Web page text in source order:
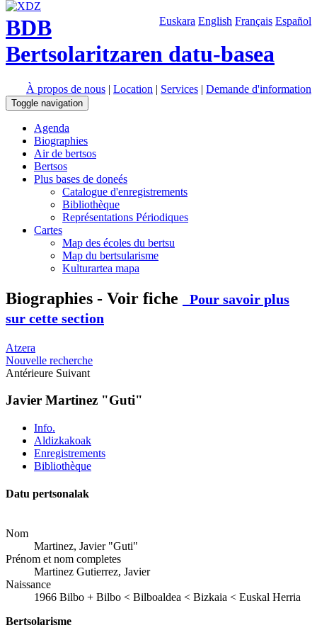
Euskara English Français Español
BDB
Bertsolaritzaren datu-basea
À propos de nous | Location | Services | Demande d'information
Toggle navigation
Agenda
Biographies
Air de bertsos
Bertsos
Plus bases de doneés
Catalogue d'enregistrements
Bibliothèque
Représentations Périodiques
Cartes
Map des écoles du bertsu
Map du bertsularisme
Kulturartea mapa
Biographies - Voir fiche
Pour savoir plus
sur cette section
Atzera
Nouvelle recherche
Antérieure Suivant
Javier Martinez "Guti"
Info.
Aldizkakoak
Enregistrements
Bibliothèque
Datu pertsonalak
Nom
Martinez, Javier "Guti"
Prénom et nom completes
Martinez Gutierrez, Javier
Naissance
1966 Bilbo + Bilbo < Bilboaldea < Bizkaia < Euskal Herria
Bertsolarisme